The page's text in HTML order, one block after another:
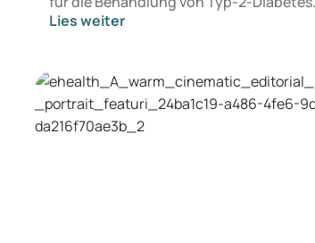
vorgesehen. Suchen Sie eine Therapie
Betracht. Welche Behandlung für Sie
ist, entscheidet ein Arzt auf Grundlage
Gesundheit, Ihres BMI und Ihres
Lies weiter